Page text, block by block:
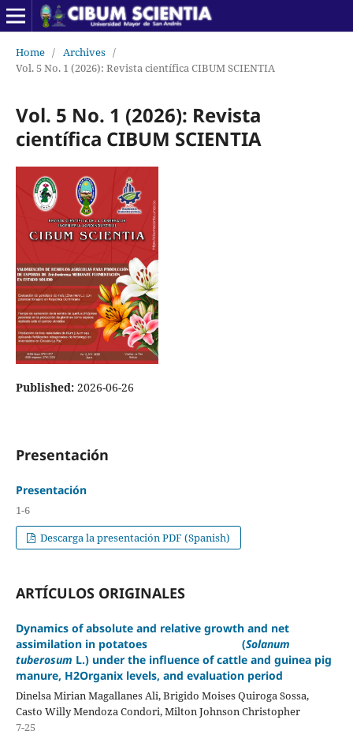
Home / Archives /
Vol. 5 No. 1 (2026): Revista científica CIBUM SCIENTIA
Vol. 5 No. 1 (2026): Revista
científica CIBUM SCIENTIA
Published: 2026-06-26
Presentación
Presentación
1-6
Descarga la presentación PDF (Spanish)
ARTÍCULOS ORIGINALES
Dynamics of absolute and relative growth and net
assimilation in potatoes (Solanum
tuberosum L.) under the influence of cattle and guinea pig
manure, H2Organix levels, and evaluation period
Dinelsa Mirian Magallanes Ali, Brigido Moises Quiroga Sossa,
Casto Willy Mendoza Condori, Milton Johnson Christopher
7-25